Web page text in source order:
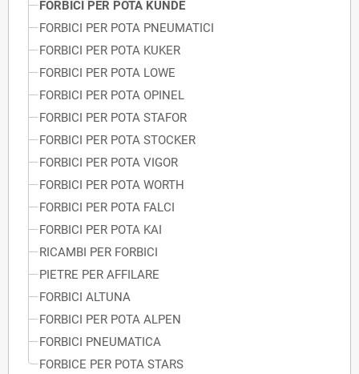
FORBICI PER POTA KUNDE
FORBICI PER POTA PNEUMATICI
FORBICI PER POTA KUKER
FORBICI PER POTA LOWE
FORBICI PER POTA OPINEL
FORBICI PER POTA STAFOR
FORBICI PER POTA STOCKER
FORBICI PER POTA VIGOR
FORBICI PER POTA WORTH
FORBICI PER POTA FALCI
FORBICI PER POTA KAI
RICAMBI PER FORBICI
PIETRE PER AFFILARE
FORBICI ALTUNA
FORBICI PER POTA ALPEN
FORBICI PNEUMATICA
FORBICE PER POTA STARS